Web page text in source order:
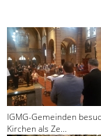
IGMG-Gemeinden
Kirchen als Ze...